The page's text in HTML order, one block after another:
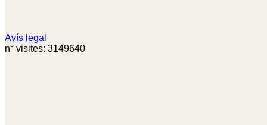
Avís legal
n° visites: 3149640